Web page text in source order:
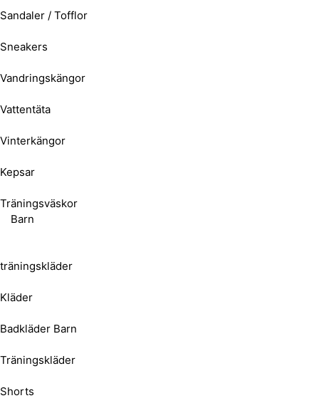
Sandaler / Tofflor
Sneakers
Vandringskängor
Vattentäta
Vinterkängor
Kepsar
Träningsväskor
Barn
träningskläder
Kläder
Badkläder Barn
Träningskläder
Shorts